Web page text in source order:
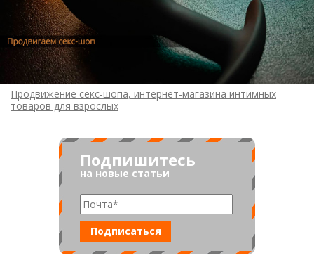
Продвижение секс-шопа, интернет-магазина интимных
товаров для взрослых
Подпишитесь
на новые статьи